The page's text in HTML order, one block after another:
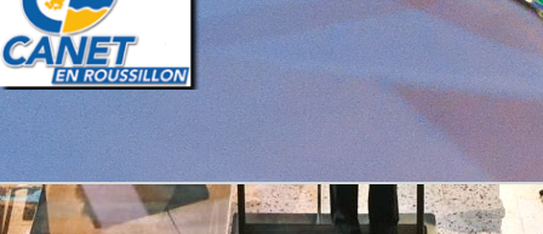
Retourner au contenu